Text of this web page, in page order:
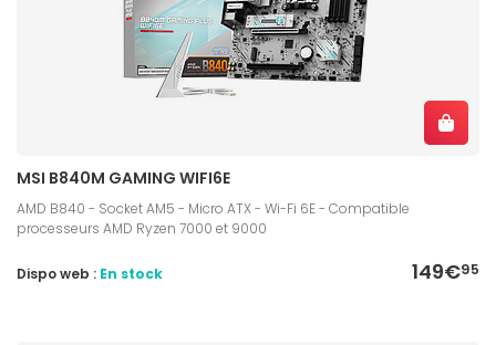
MSI B840M GAMING WIFI6E
AMD B840 - Socket AM5 - Micro ATX - Wi-Fi 6E - Compatible
processeurs AMD Ryzen 7000 et 9000
149€95
Dispo web : En stock